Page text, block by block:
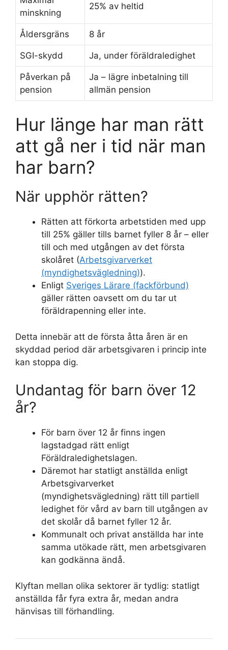
minskning
25% av heltid
Åldersgräns 8 år
SGI-skydd Ja, under föräldraledighet
Påverkan på
pension
Ja – lägre inbetalning till
allmän pension
Hur länge har man rätt
att gå ner i tid när man
har barn?
När upphör rätten?
Rätten att förkorta arbetstiden med upp
till 25% gäller tills barnet fyller 8 år – eller
till och med utgången av det första
skolåret (Arbetsgivarverket
(myndighetsvägledning)).
Enligt Sveriges Lärare (fackförbund)
gäller rätten oavsett om du tar ut
föräldrapenning eller inte.
Detta innebär att de första åtta åren är en
skyddad period där arbetsgivaren i princip inte
kan stoppa dig.
Undantag för barn över 12
år?
För barn över 12 år finns ingen
lagstadgad rätt enligt
Föräldraledighetslagen.
Däremot har statligt anställda enligt
Arbetsgivarverket
(myndighetsvägledning) rätt till partiell
ledighet för vård av barn till utgången av
det skolår då barnet fyller 12 år.
Kommunalt och privat anställda har inte
samma utökade rätt, men arbetsgivaren
kan godkänna ändå.
Klyftan mellan olika sektorer är tydlig: statligt
anställda får fyra extra år, medan andra
hänvisas till förhandling.